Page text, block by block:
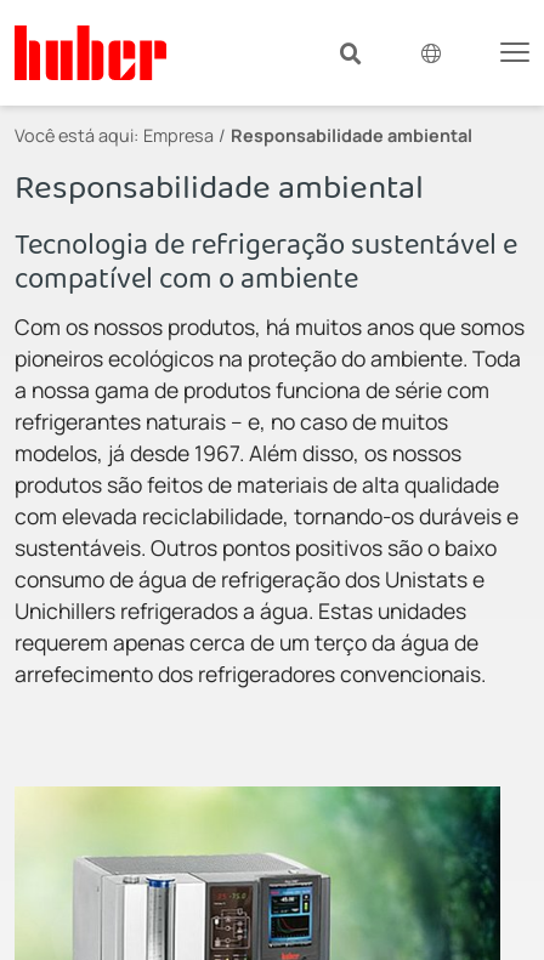
Você está aqui: Empresa Responsabilidade ambiental
Responsabilidade ambiental
Tecnologia de refrigeração sustentável e
compatível com o ambiente
Com os nossos produtos, há muitos anos que somos
pioneiros ecológicos na proteção do ambiente. Toda
a nossa gama de produtos funciona de série com
refrigerantes naturais – e, no caso de muitos
modelos, já desde 1967. Além disso, os nossos
produtos são feitos de materiais de alta qualidade
com elevada reciclabilidade, tornando-os duráveis e
sustentáveis. Outros pontos positivos são o baixo
consumo de água de refrigeração dos Unistats e
Unichillers refrigerados a água. Estas unidades
requerem apenas cerca de um terço da água de
arrefecimento dos refrigeradores convencionais.